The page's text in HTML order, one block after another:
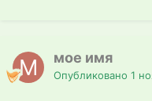
мое имя
Опубликовано 1